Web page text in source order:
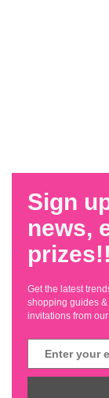
Sign
news,
Get the latest
shopping guides
invitations from